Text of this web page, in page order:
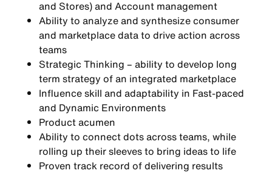
and Stores) and Account management
Ability to analyze and synthesize consumer
and marketplace data to drive action across
teams
Strategic Thinking – ability to develop long
term strategy of an integrated marketplace
Influence skill and adaptability in Fast-paced
and Dynamic Environments
Product acumen
Ability to connect dots across teams, while
rolling up their sleeves to bring ideas to life
Proven track record of delivering results